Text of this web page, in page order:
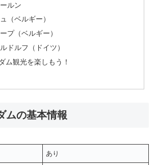
ルン
（ベルギー）
プ（ベルギー）
ドルフ（ドイツ）
ム観光を楽しもう！
ムの基本情報
あり